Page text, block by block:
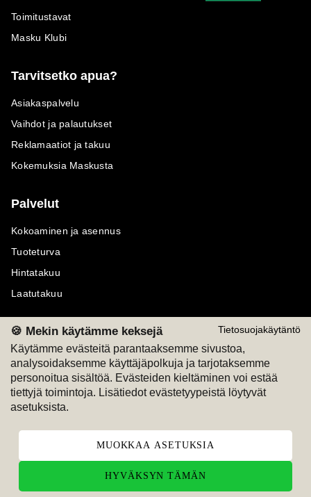
Tietosuojakäytäntö
🍪 Mekin käytämme keksejä
Käytämme evästeitä parantaaksemme sivustoa,
analysoidaksemme käyttäjäpolkuja ja tarjotaksemme
personoitua sisältöä. Evästeiden kieltäminen voi estää
tiettyjä toimintoja. Lisätiedot evästetyypeistä löytyvät
asetuksista.
MUOKKAA ASETUKSIA
HYVÄKSYN TÄMÄN
Toimitustavat
Masku Klubi
Tarvitsetko apua?
Asiakaspalvelu
Vaihdot ja palautukset
Reklamaatiot ja takuu
Kokemuksia Maskusta
Palvelut
Kokoaminen ja asennus
Tuoteturva
Hintatakuu
Laatutakuu
Maksutavat
M
Seuraa meitä